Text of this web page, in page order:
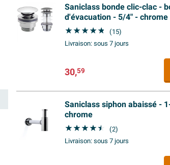
Saniclass bonde clic-clac -
d'évacuation - 5/4" - chrome
(15)
Livraison:sous 7 jours
30,59
Saniclass siphon abaissé -
chrome
(2)
Livraison:sous 7 jours